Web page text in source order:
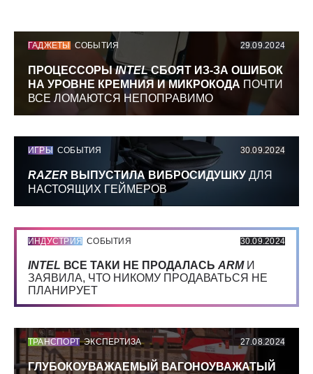
ГАДЖЕТЫ СОБЫТИЯ 29.09.2024
ПРОЦЕССОРЫINTELСБОЯТ ИЗ-ЗА ОШИБОК
НА УРОВНЕ КРЕМНИЯ И МИКРОКОДА ПОЧТИ
ВСЕ ЛОМАЮТСЯ НЕПОПРАВИМО
ИГРЫ СОБЫТИЯ 30.09.2024
RAZER ВЫПУСТИЛА ВИБРОСИДУШКУ ДЛЯ
НАСТОЯЩИХ ГЕЙМЕРОВ
ИНДУСТРИЯ СОБЫТИЯ 30.09.2024
INTEL ВСЕ ТАКИ НЕ ПРОДАЛАСЬ ARMИ
ЗАЯВИЛА, ЧТО НИКОМУ ПРОДАВАТЬСЯ НЕ
ПЛАНИРУЕТ
ТРАНСПОРТ ЭКСПЕРТИЗА 27.08.2024
ГЛУБОКОУВАЖАЕМЫЙ ВАГОНОУВАЖАТЫЙ